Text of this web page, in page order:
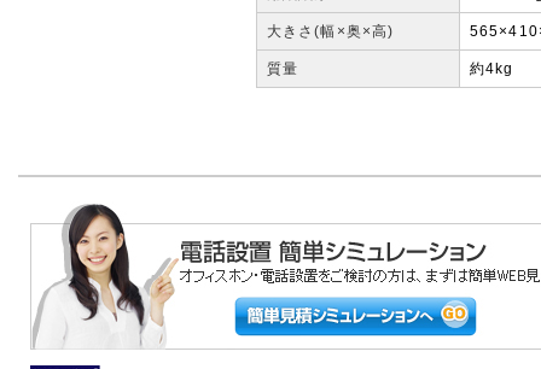
大きさ(幅×奥×高)
質量 約4kg